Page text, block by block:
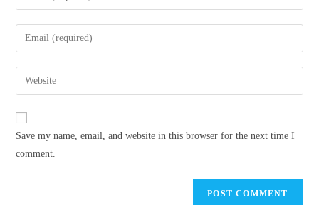
your
name
comment
Enter
your
email
address
comment
Enter
your
website
Save my name, email, and website in this browser for the next time I
comment.